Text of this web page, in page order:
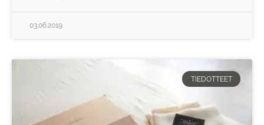
03.06.2019
TIEDOTTEET